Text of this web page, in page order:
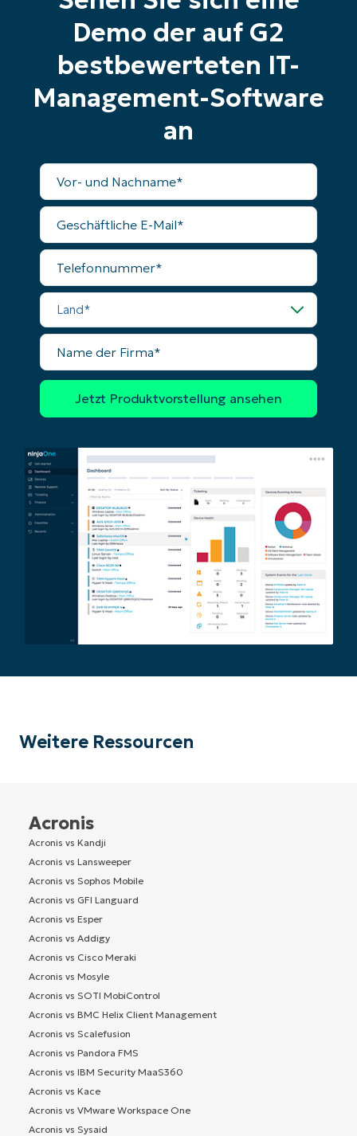
Demo der auf G2
bestbewerteten IT-
Management-Software
an
Vollständiger
Name
Geschäftliche
Mail
Telefonnummer
Land
Name
der
Firma
Weitere Ressourcen
Acronis
Acronis vs Kandji
Acronis vs Lansweeper
Acronis vs Sophos Mobile
Acronis vs GFI Languard
Acronis vs Esper
Acronis vs Addigy
Acronis vs Cisco Meraki
Acronis vs Mosyle
Acronis vs SOTI MobiControl
Acronis vs BMC Helix Client Management
Acronis vs Scalefusion
Acronis vs Pandora FMS
Acronis vs IBM Security MaaS360
Acronis vs Kace
Acronis vs VMware Workspace One
Acronis vs Sysaid
Phone
number*
Company
name*